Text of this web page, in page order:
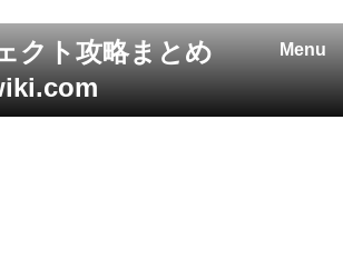
Menu
クト攻略まとめ